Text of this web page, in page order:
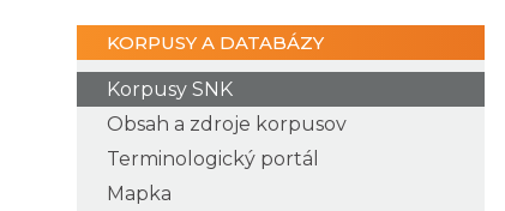
KORPUSY A DATABÁZY
Korpusy SNK
Obsah a zdroje korpusov
Terminologický portál
Mapka